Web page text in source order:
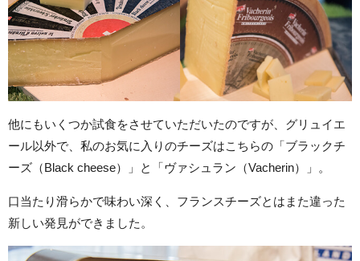
他にもいくつか試食をさせていただいたのですが、グリュイエ
ール以外で、私のお気に入りのチーズはこちらの「ブラックチ
ーズ（Black cheese）」と「ヴァシュラン（Vacherin）」。
口当たり滑らかで味わい深く、フランスチーズとはまた違った
新しい発見ができました。